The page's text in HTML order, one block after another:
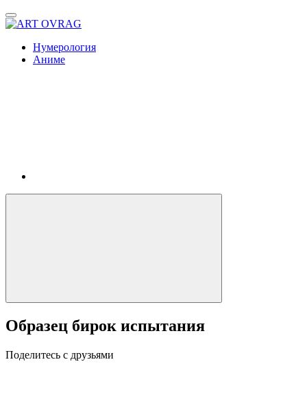
Нумерология
Аниме
Образец бирок испытания
Поделитесь с друзьями